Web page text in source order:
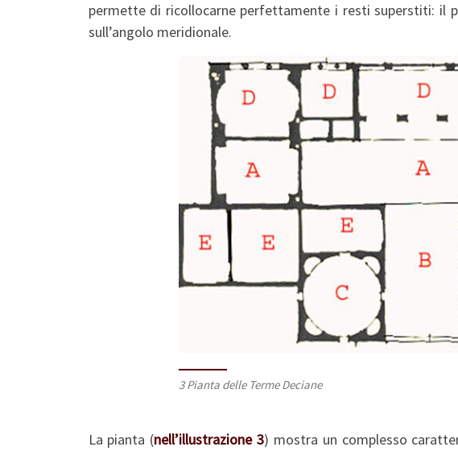
permette di ricollocarne perfettamente i resti superstiti: il
sull’angolo meridionale.
3 Pianta delle Terme Deciane
La pianta (nell’illustrazione 3) mostra un complesso